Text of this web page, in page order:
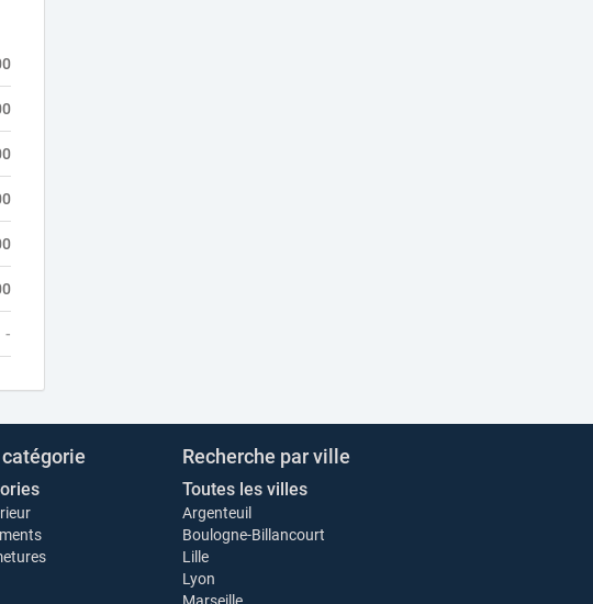
-
Recherche par ville
Toutes les villes
Argenteuil
Boulogne-Billancourt
Lille
Lyon